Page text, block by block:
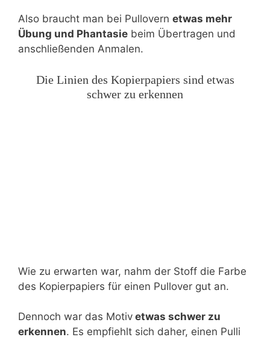
Also braucht man bei Pullovern etwas mehr
Übung und Phantasie beim Übertragen und
anschließenden Anmalen.
Die Linien des Kopierpapiers sind etwas
schwer zu erkennen
Wie zu erwarten war, nahm der Stoff die Farbe
des Kopierpapiers für einen Pullover gut an.
Dennoch war das Motiv etwas schwer zu
erkennen. Es empfiehlt sich daher, einen Pulli